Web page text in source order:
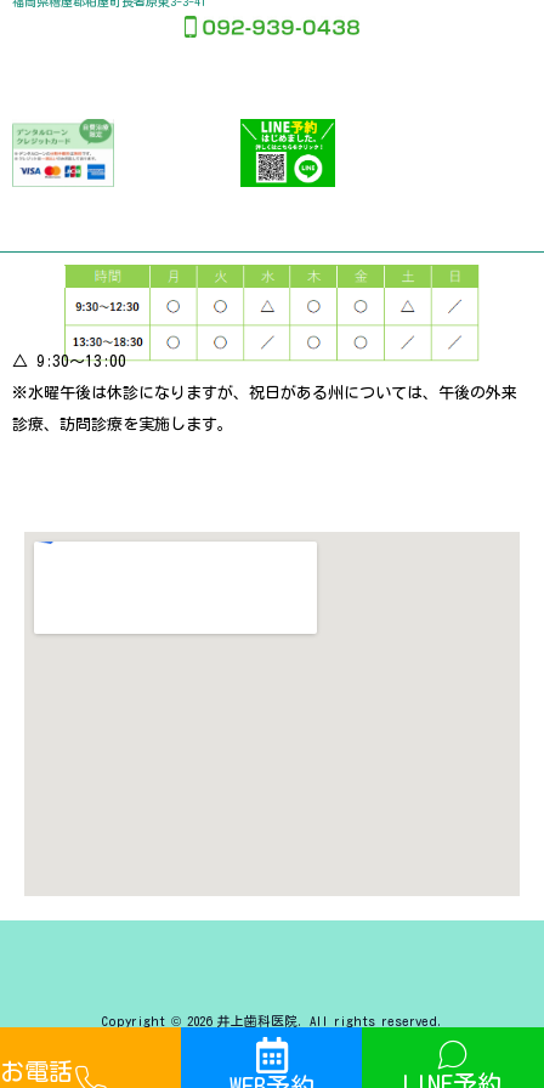
ここに見出しテキストを
追加
△ 9:30〜13:00
※水曜午後は休診になりますが、祝日がある州については、午後の外来
診療、訪問診療を実施します。
お電話
Copyright © 2026 井上歯科医院. All rights reserved.